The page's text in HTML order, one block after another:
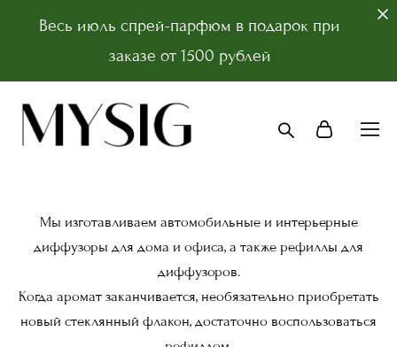
Весь июль спрей-парфюм в подарок при
заказе от 1500 рублей
Мы изготавливаем автомобильные и интерьерные
диффузоры для дома и офиса, а также рефиллы для
диффузоров.
Когда аромат заканчивается, необязательно приобретать
новый стеклянный флакон, достаточно воспользоваться